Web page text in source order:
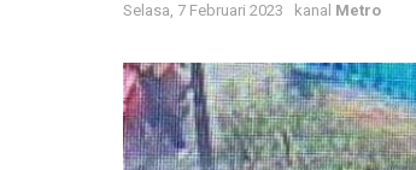
Selasa, 7 Februari 2023 kanal Metro